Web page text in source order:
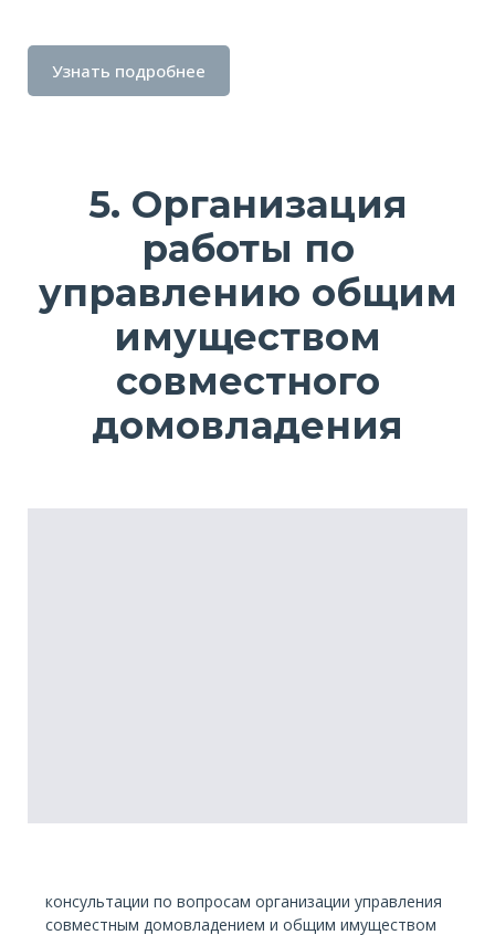
Узнать подробнее
5. Организация
работы по
управлению общим
имуществом
совместного
домовладения
консультации по вопросам организации управления
совместным домовладением и общим имуществом